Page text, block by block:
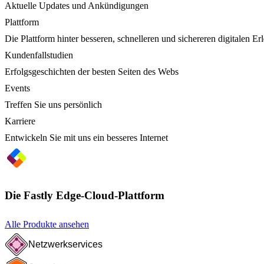
Aktuelle Updates und Ankündigungen
Plattform
Die Plattform hinter besseren, schnelleren und sichereren digitalen
Kundenfallstudien
Erfolgsgeschichten der besten Seiten des Webs
Events
Treffen Sie uns persönlich
Karriere
Entwickeln Sie mit uns ein besseres Internet
Die Fastly Edge-Cloud-Plattform
Alle Produkte ansehen
Netzwerkservices